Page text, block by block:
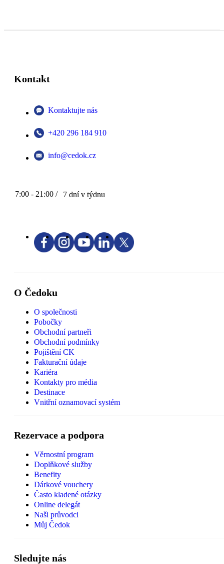
Kontakt
Kontaktujte nás
+420 296 184 910
info@cedok.cz
7:00 - 21:00 / 7 dní v týdnu
O Čedoku
O společnosti
Pobočky
Obchodní partneři
Obchodní podmínky
Pojištění CK
Fakturační údaje
Kariéra
Kontakty pro média
Destinace
Vnitřní oznamovací systém
Rezervace a podpora
Věrnostní program
Doplňkové služby
Benefity
Dárkové vouchery
Často kladené otázky
Online delegát
Naši průvodci
Můj Čedok
Sledujte nás